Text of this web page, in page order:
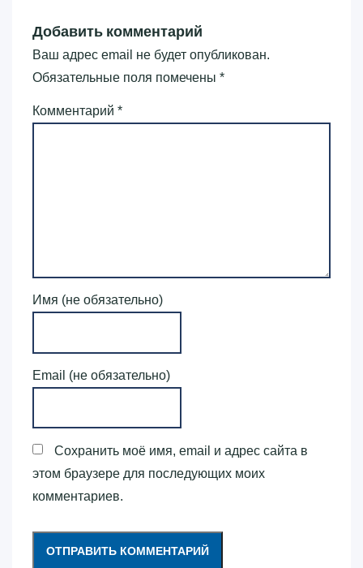
Добавить комментарий
Ваш адрес email не будет опубликован.
Обязательные поля помечены *
Комментарий *
Имя (не обязательно)
Email (не обязательно)
Сохранить моё имя, email и адрес сайта в
этом браузере для последующих моих
комментариев.